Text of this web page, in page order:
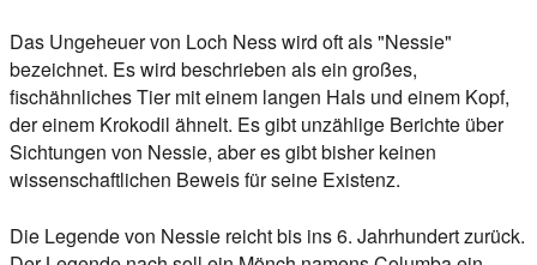
Das Ungeheuer von Loch Ness wird oft als "Nessie"
bezeichnet. Es wird beschrieben als ein großes,
fischähnliches Tier mit einem langen Hals und einem Kopf,
der einem Krokodil ähnelt. Es gibt unzählige Berichte über
Sichtungen von Nessie, aber es gibt bisher keinen
wissenschaftlichen Beweis für seine Existenz.
Die Legende von Nessie reicht bis ins 6. Jahrhundert zurück.